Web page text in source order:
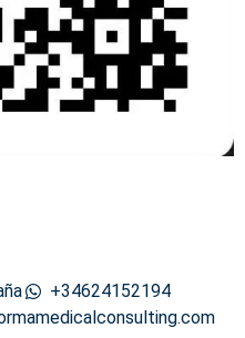
+34624152194